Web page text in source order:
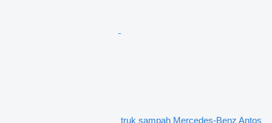
truk sampah Mercedes-Benz Antos